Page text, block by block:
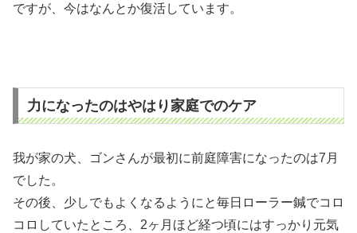
ですが、今はなんとか復活しています。
力になったのはやはり家庭でのケア
我が家の犬、ゴンさんが最初に前庭障害になったのは7月
でした。
その後、少しでもよくなるようにと毎日ローラー鍼でコロ
コロしていたところ、2ヶ月ほど経つ頃にはすっかり元気